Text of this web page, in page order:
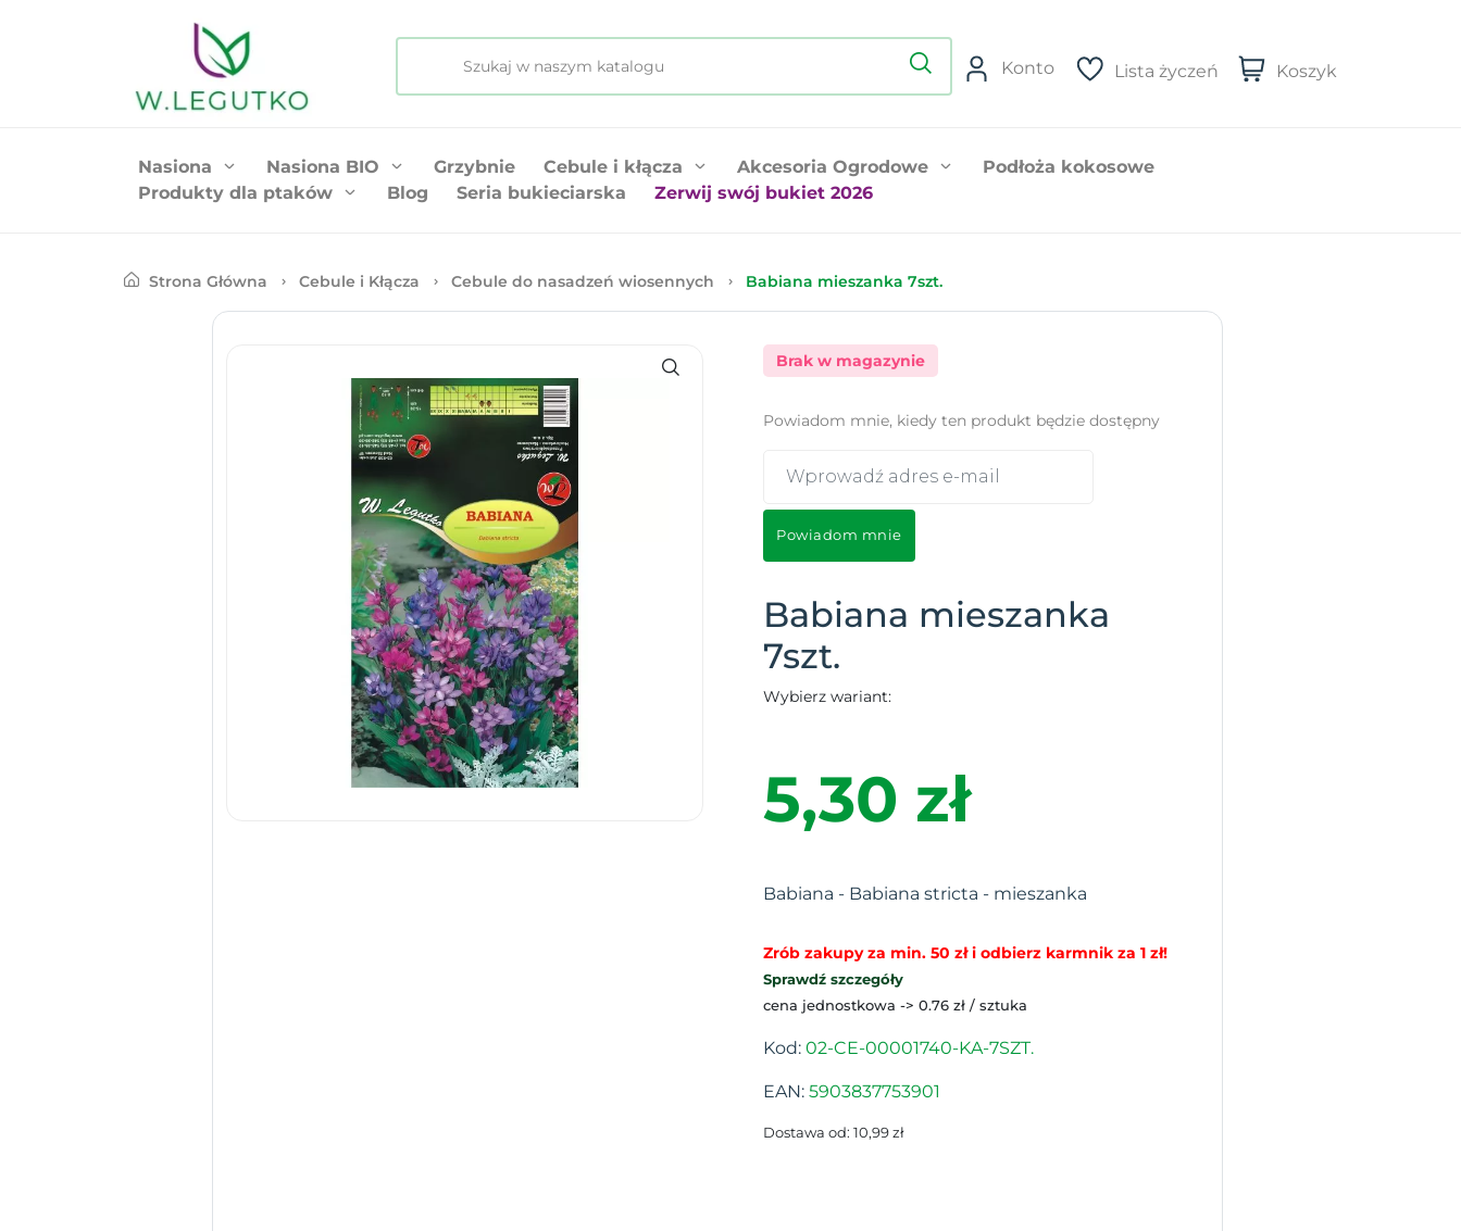
Konto Lista życzeń Koszyk
Nasiona Nasiona BIO Grzybnie Cebule i kłącza Akcesoria Ogrodowe
Podłoża kokosowe
Produkty dla ptaków
Blog Seria bukieciarska Zerwij swój bukiet 2026
Strona Główna Cebule i Kłącza Cebule do nasadzeń wiosennych Babiana mieszanka 7szt.
Brak w magazynie
Powiadom mnie, kiedy ten produkt będzie dostępny
Powiadom mnie
Babiana mieszanka
7szt.
Wybierz wariant:
5,30 zł
Babiana - Babiana stricta - mieszanka
Zrób zakupy za min. 50 zł i odbierz karmnik za 1 zł!
Sprawdź szczegóły
cena jednostkowa -> 0.76 zł / sztuka
Kod: 02-CE-00001740-KA-7SZT.
EAN: 5903837753901
Dostawa od: 10,99 zł